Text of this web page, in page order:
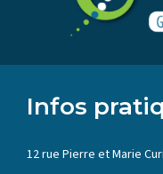
Infos
12 rue Pierre et Marie